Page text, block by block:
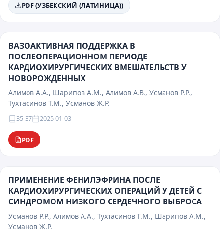
PDF (УЗБЕКСКИЙ (ЛАТИНИЦА))
ВАЗОАКТИВНАЯ ПОДДЕРЖКА В
ПОСЛЕОПЕРАЦИОННОМ ПЕРИОДЕ
КАРДИОХИРУРГИЧЕСКИХ ВМЕШАТЕЛЬСТВ У
НОВОРОЖДЕННЫХ
Алимов А.А., Шарипов А.М., Алимов А.В., Усманов Р.Р.,
Тухтасинов Т.М., Усманов Ж.Р.
35-37 2025-01-03
PDF
ПРИМЕНЕНИЕ ФЕНИЛЭФРИНА ПОСЛЕ
КАРДИОХИРУРГИЧЕСКИХ ОПЕРАЦИЙ У ДЕТЕЙ С
СИНДРОМОМ НИЗКОГО СЕРДЕЧНОГО ВЫБРОСА
Усманов Р.Р., Алимов А.А., Тухтасинов Т.М., Шарипов А.М.,
Усманов Ж.Р.